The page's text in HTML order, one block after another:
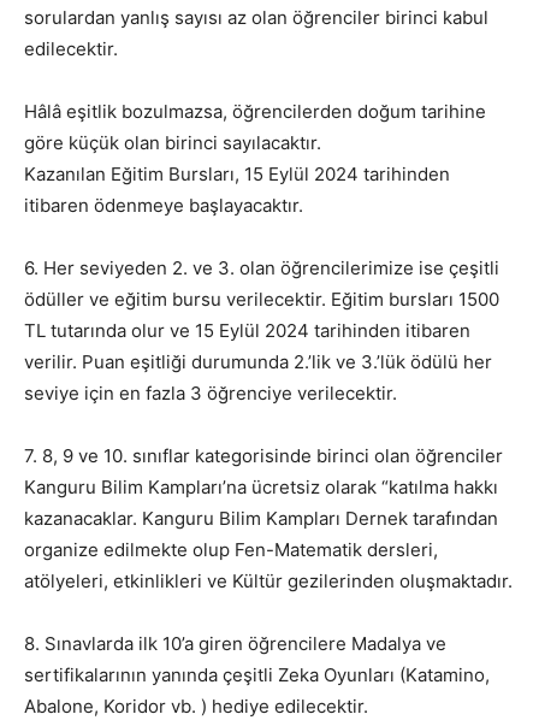
sorulardan yanlış sayısı az olan öğrenciler birinci kabul
edilecektir.
Hâlâ eşitlik bozulmazsa, öğrencilerden doğum tarihine
göre küçük olan birinci sayılacaktır.
Kazanılan Eğitim Bursları, 15 Eylül 2024 tarihinden
itibaren ödenmeye başlayacaktır.
6. Her seviyeden 2. ve 3. olan öğrencilerimize ise çeşitli
ödüller ve eğitim bursu verilecektir. Eğitim bursları 1500
TL tutarında olur ve 15 Eylül 2024 tarihinden itibaren
verilir. Puan eşitliği durumunda 2.’lik ve 3.’lük ödülü her
seviye için en fazla 3 öğrenciye verilecektir.
7. 8, 9 ve 10. sınıflar kategorisinde birinci olan öğrenciler
Kanguru Bilim Kampları’na ücretsiz olarak “katılma hakkı
kazanacaklar. Kanguru Bilim Kampları Dernek tarafından
organize edilmekte olup Fen-Matematik dersleri,
atölyeleri, etkinlikleri ve Kültür gezilerinden oluşmaktadır.
8. Sınavlarda ilk 10’a giren öğrencilere Madalya ve
sertifikalarının yanında çeşitli Zeka Oyunları (Katamino,
Abalone, Koridor vb. ) hediye edilecektir.